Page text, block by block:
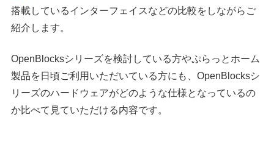
搭載しているインターフェイスなどの比較をしながらご
紹介します。
OpenBlocksシリーズを検討している方やぷらっとホーム
製品を日頃ご利用いただいている方にも、OpenBlocksシ
リーズのハードウェアがどのような仕様となっているの
か比べて見ていただける内容です。